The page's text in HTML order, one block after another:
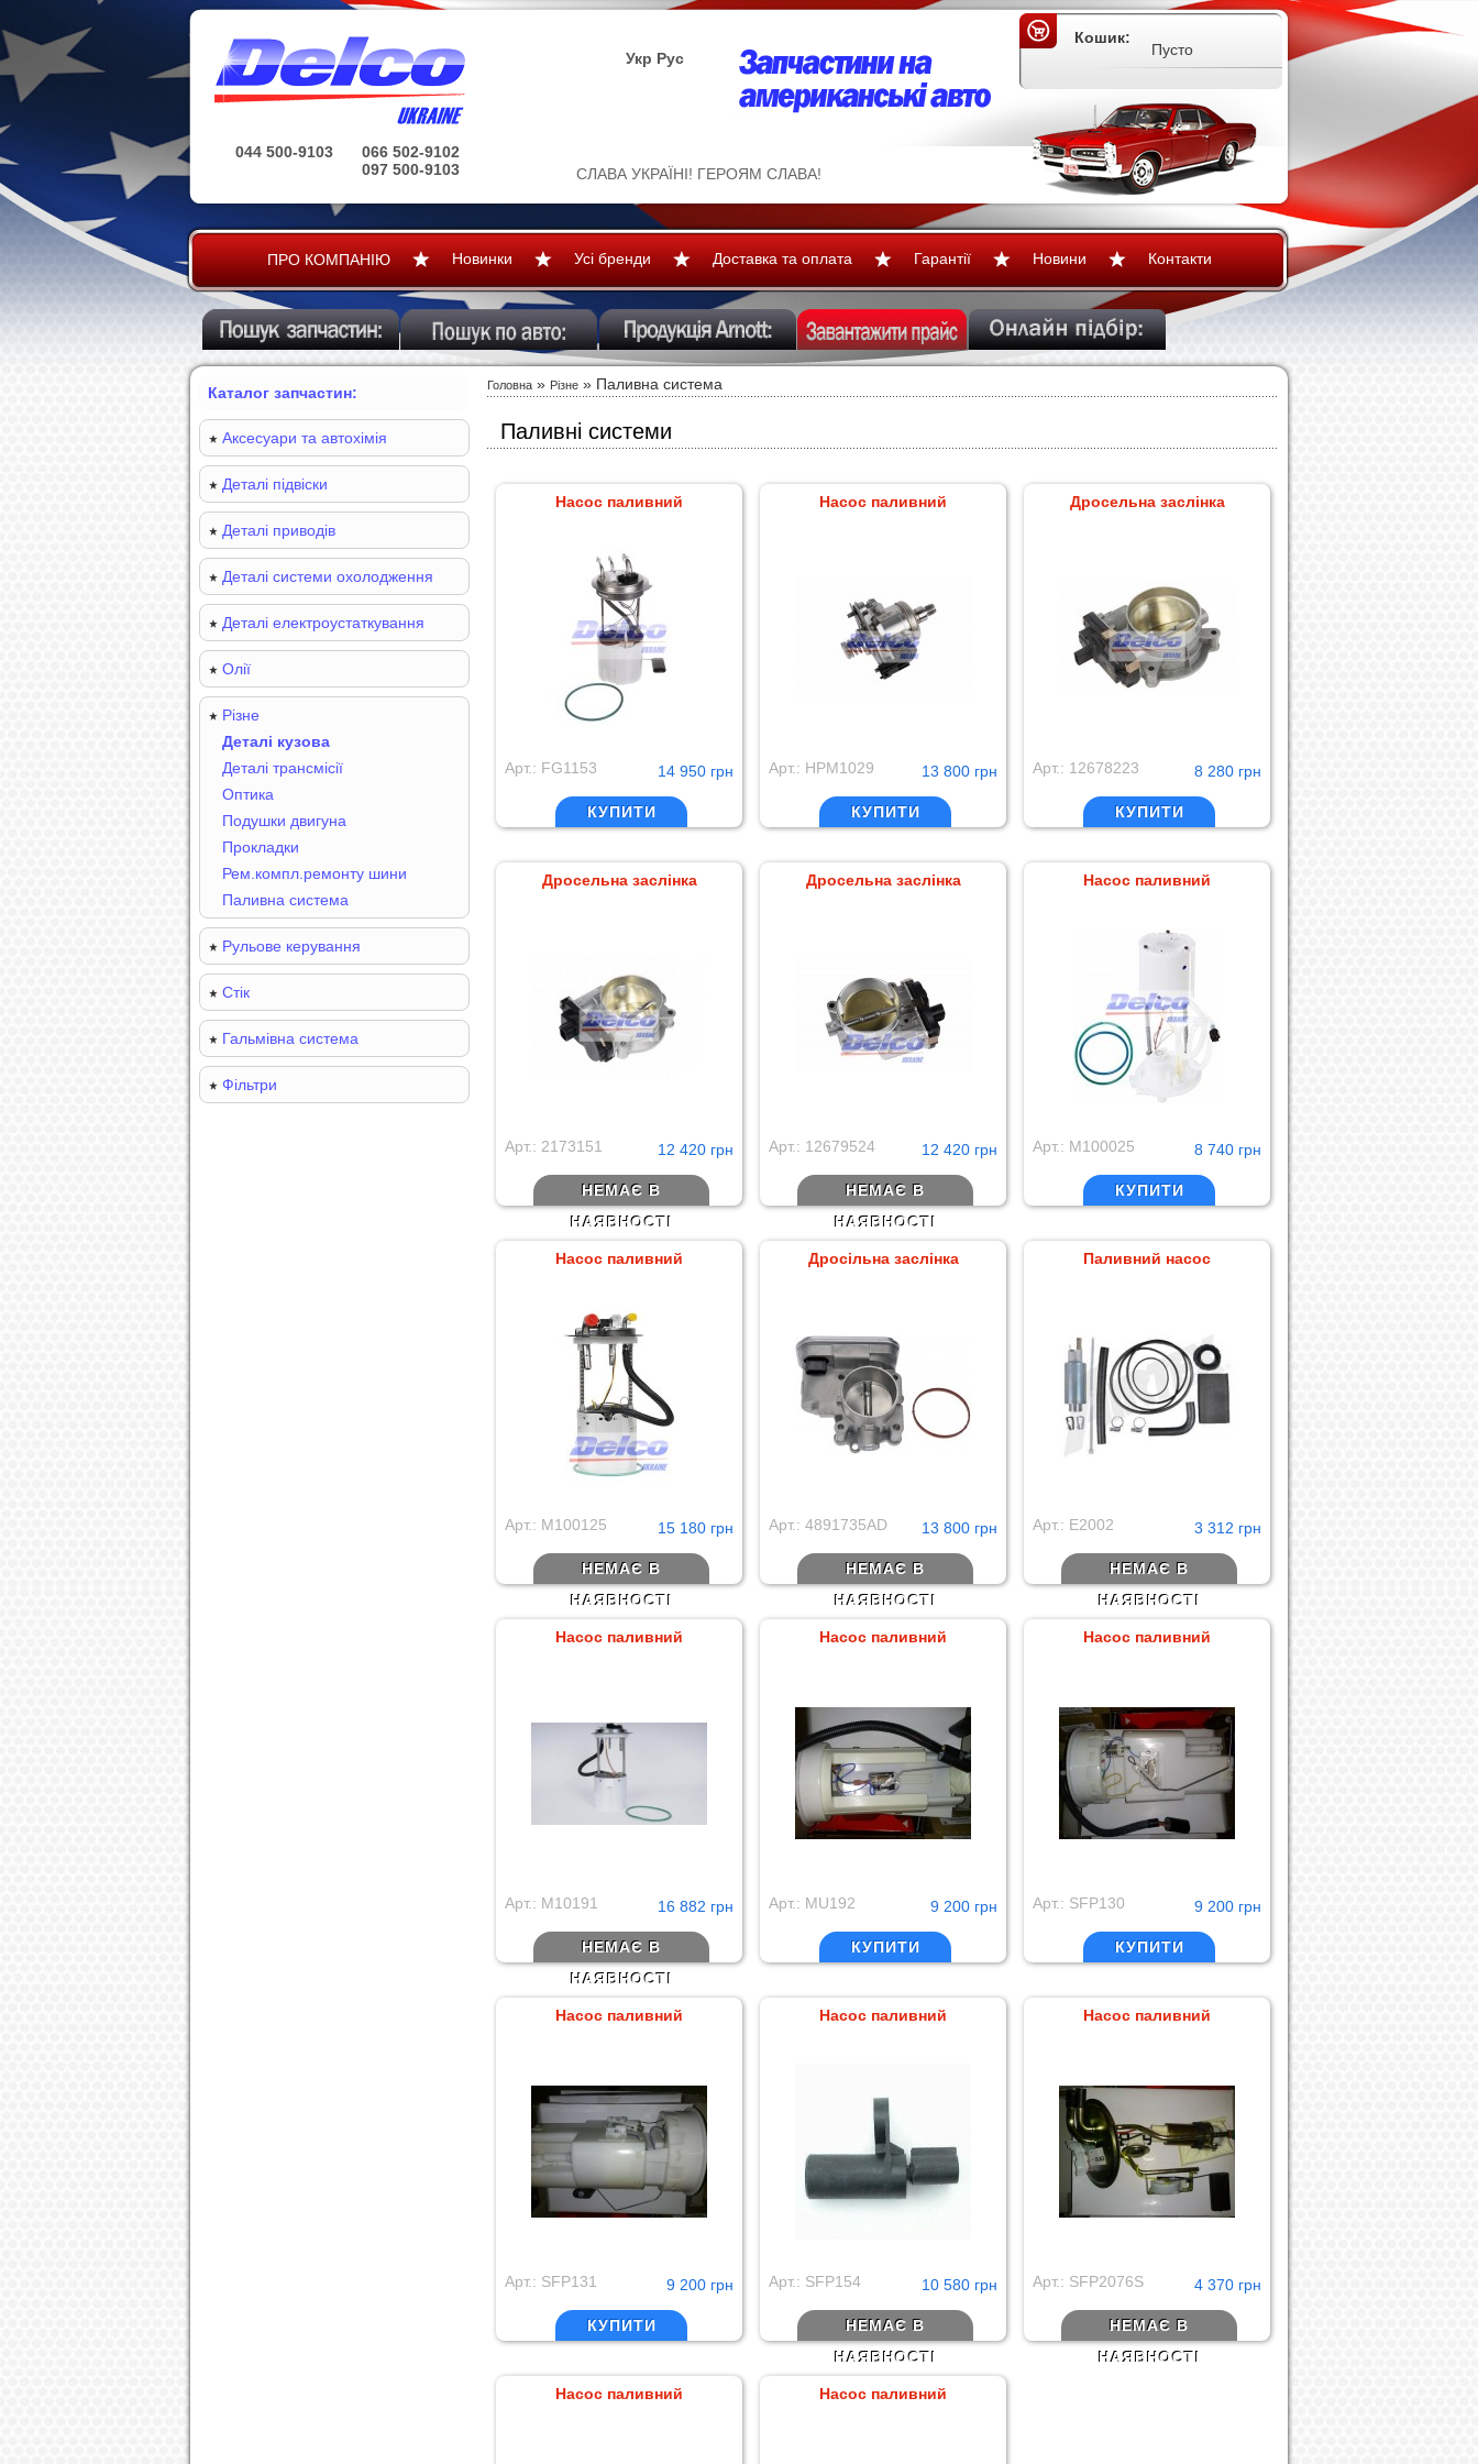
Укр Рус
044 500-9103
066 502-9102
097 500-9103
СЛАВА УКРАЇНІ! ГЕРОЯМ СЛАВА!
Кошик:
Пусто
ПРО КОМПАНІЮ Новинки Усі бренди Доставка та оплата Гарантії Новини Контакти
Головна » Різне » Паливна система
Паливні системи
Насос паливний
Арт.: FG1153 14 950 грн
КУПИТИ
Насос паливний
Арт.: HPM1029 13 800 грн
КУПИТИ
Дросельна заслінка
Арт.: 12678223 8 280 грн
КУПИТИ
Дросельна заслінка
Арт.: 2173151 12 420 грн
НЕМАЄ В
НАЯВНОСТІ
Дросельна заслінка
Арт.: 12679524 12 420 грн
НЕМАЄ В
НАЯВНОСТІ
Насос паливний
Арт.: M100025 8 740 грн
КУПИТИ
Насос паливний
Арт.: M100125 15 180 грн
НЕМАЄ В
НАЯВНОСТІ
Дросільна заслінка
Арт.: 4891735AD 13 800 грн
НЕМАЄ В
НАЯВНОСТІ
Паливний насос
Арт.: E2002 3 312 грн
НЕМАЄ В
НАЯВНОСТІ
Насос паливний
Арт.: M10191 16 882 грн
НЕМАЄ В
НАЯВНОСТІ
Насос паливний
Арт.: MU192 9 200 грн
КУПИТИ
Насос паливний
Арт.: SFP130 9 200 грн
КУПИТИ
Насос паливний
Арт.: SFP131 9 200 грн
КУПИТИ
Насос паливний
Арт.: SFP154 10 580 грн
НЕМАЄ В
НАЯВНОСТІ
Насос паливний
Арт.: SFP2076S 4 370 грн
НЕМАЄ В
НАЯВНОСТІ
Насос паливний Насос паливний
Каталог запчастин:
Аксесуари та автохімія
Деталі підвіски
Деталі приводів
Деталі системи охолодження
Деталі електроустаткування
Олії
Різне
Деталі кузова
Деталі трансмісії
Оптика
Подушки двигуна
Прокладки
Рем.компл.ремонту шини
Паливна система
Рульове керування
Стік
Гальмівна система
Фільтри